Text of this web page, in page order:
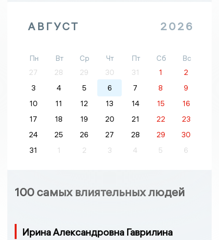
АВГУСТ 2026
Пн Вт Ср Чт Пт Сб
Вс
27
28 29 30 31 1
2
3
4 5 6 7 8
9
10
11 12 13 14 15
16
17
18 19 20 21 22
23
24
25 26 27 28 29
30
31
1 2 3 4 5 6
100 самых влиятельных людей
Ирина Александровна Гаврилина